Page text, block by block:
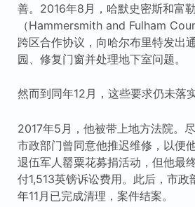
善。2016年8月，哈默史密斯和富
（Hammersmith and Fulham
跨区合作协议，向哈尔布里特发出
园、修复门窗并处理地下室问题。
然而到同年12月，这些要求仍未落实
2017年5月，他被带上地方法院。
市政部门曾同意他推迟维修，以便
退伍军人罂粟花募捐活动，但他最
付1,513英镑诉讼费用。此后，市政
年11月已完成清理，案件结案。